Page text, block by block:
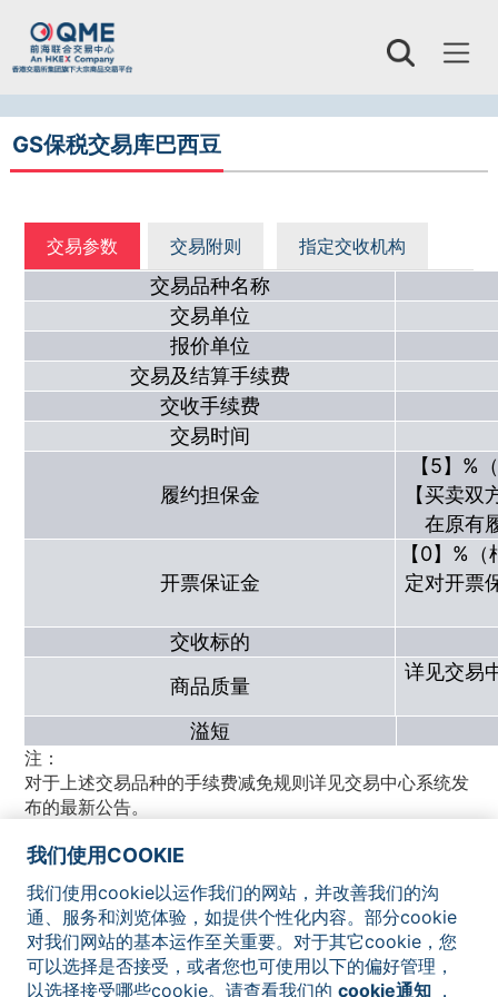
Toggle
我们使用COOKIE
我们使用cookie以运作我们的网站，并改善我们的沟
通、服务和浏览体验，如提供个性化内容。部分cookie
对我们网站的基本运作至关重要。对于其它cookie，您
可以选择是否接受，或者您也可使用以下的偏好管理，
以选择接受哪些cookie。请查看我们的cookie通知 ，
GS保税交易库巴西豆
交易参数 交易附则 指定交收机构
交易品种名称
交易单位
报价单位
交易及结算手续费
交收手续费
交易时间
履约担保金
【5】%
【买卖
在原有
开票保证金
【0】%
定对开票
交收标的
商品质量
详见交易
溢短
注：
对于上述交易品种的手续费减免规则详见交易中心系统发
布的最新公告。
网站地图 联系我们 法律声明 隐私政策 Cookie通知